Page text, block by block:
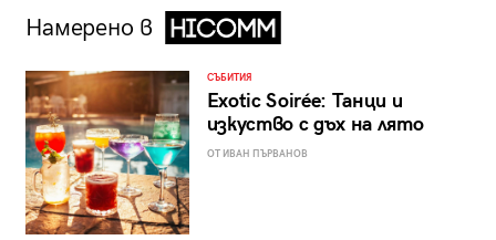
Намерено в
СЪБИТИЯ
Exotic Soirée: Танци и
изкуство с дъх на лято
ОТ ИВАН ПЪРВАНОВ